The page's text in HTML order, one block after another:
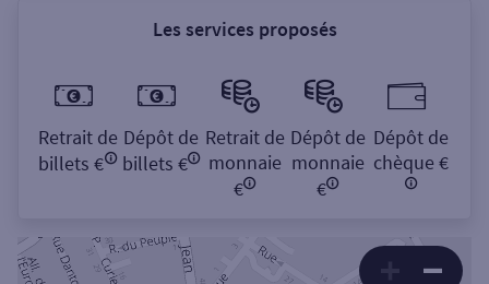
Les services proposés
Retrait de
billets €
Dépôt de
billets €
Retrait de
monnaie
€
Dépôt de
monnaie
€
Dépôt de
chèque €